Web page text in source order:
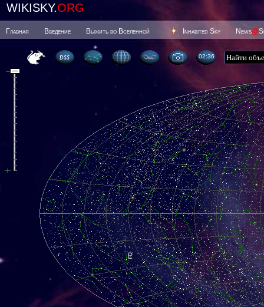
WIKISKY.ORG
Главная Введение Выжить во Вселенной Inhabited Sky News@
02 36